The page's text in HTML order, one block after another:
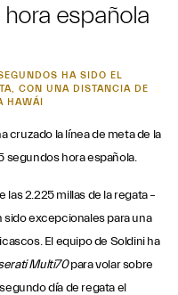
española
HA SIDO EL
CON UNA DISTANCIA DE
HAWÁI
cruzado la línea de meta de la
segundos hora española.
2.225 millas de la regata –
excepcionales para una
El equipo de Soldini ha
Multi70para volar sobre
día de regata el